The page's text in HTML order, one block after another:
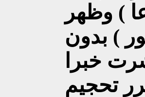
) وظهر
) بدون
خبرا
تحجيم